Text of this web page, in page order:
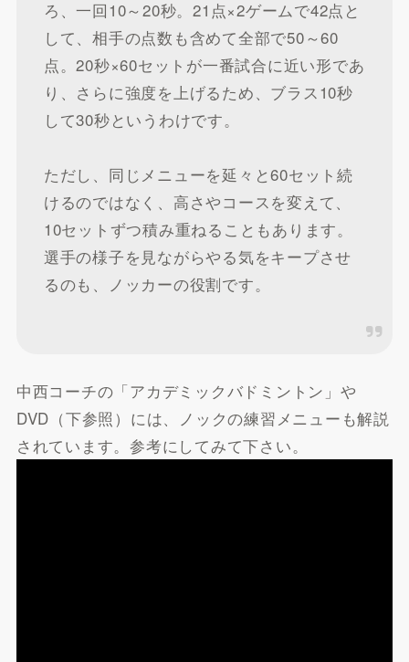
ろ、一回10～20秒。21点×2ゲームで42点と
して、相手の点数も含めて全部で50～60
点。20秒×60セットが一番試合に近い形であ
り、さらに強度を上げるため、ブラス10秒
して30秒というわけです。
ただし、同じメニューを延々と60セット続
けるのではなく、高さやコースを変えて、
10セットずつ積み重ねることもあります。
選手の様子を見ながらやる気をキープさせ
るのも、ノッカーの役割です。
中西コーチの「アカデミックバドミントン」や
DVD（下参照）には、ノックの練習メニューも解説
されています。参考にしてみて下さい。